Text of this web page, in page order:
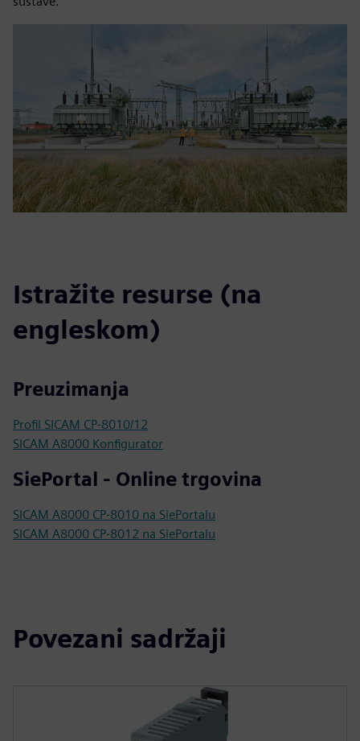
Istražite resurse (na
engleskom)
Preuzimanja
Profil SICAM CP-8010/12
SICAM A8000 Konfigurator
SiePortal - Online trgovina
SICAM A8000 CP-8010 na SiePortalu
SICAM A8000 CP-8012 na SiePortalu
Povezani sadržaji